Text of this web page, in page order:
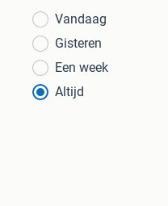
Vandaag
Gisteren
Een week
Altijd